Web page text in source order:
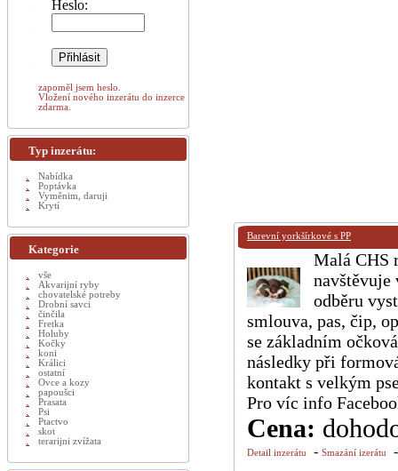
Barevní yorkšírkové s PP
Malá CHS
navštěvuje
odběru
smlouva, pas, čip,
se základním
následky při
kontakt s velkým
Pro víc info
Cena:
Detail inzerátu - Smazání izerátu
Heslo:
zapoměl jsem heslo.
Vložení nového inzerátu do inzerce
zdarma.
Typ inzerátu:
Nabídka
Poptávka
Vyměnim, daruji
Krytí
Kategorie
vše
Akvarijní ryby
chovatelské potreby
Drobní savci
činčila
Fretka
Holuby
Kočky
koni
Králici
ostatní
Ovce a kozy
papoušci
Prasata
Psi
Ptactvo
skot
terarijni zvížata